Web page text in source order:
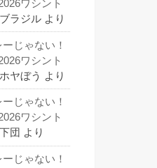
ワシント
ブラジル より
じゃない！
ワシント
ホヤぼう より
じゃない！
ワシント
下団 より
じゃない！